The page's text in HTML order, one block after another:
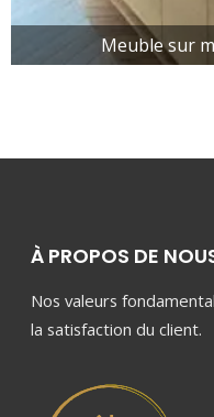
Meuble sur
À PROPOS DE
Nos valeurs
la satisfaction du client.